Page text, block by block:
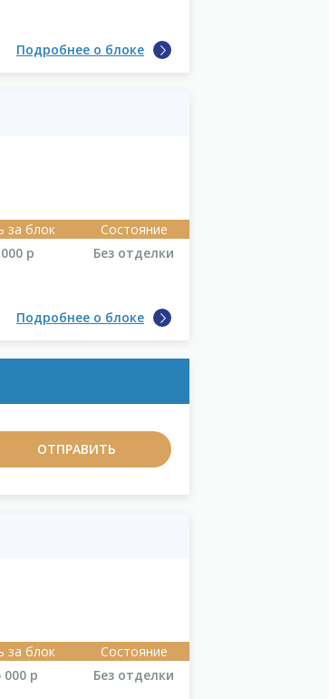
Подробнее о блоке
за блок
Состояние
р Без отделки
Подробнее о блоке
за блок
Состояние
000р Без отделки